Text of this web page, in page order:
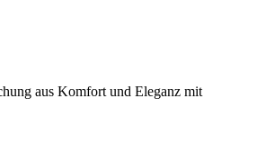
aus Komfort und Eleganz mit